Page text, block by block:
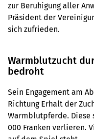
zur Beruhigung aller
Präsident der
sich zufrieden.
Warmblutzucht
bedroht
Sein Engagement am
Richtung Erhalt der
Warmblutpferde. Diese
000 Franken verlieren.